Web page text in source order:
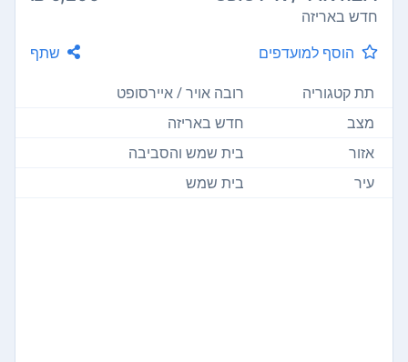
חדש באריזה
הוסף למועדפים
שתף
תת קטגוריה
רובה אויר / איירסופט
מצב
חדש באריזה
אזור
בית שמש והסביבה
עיר
בית שמש